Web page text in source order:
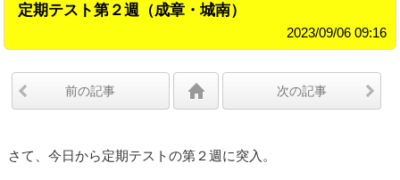
定期テスト第２週（成章・城南）
2023/09/06 09:16
前の記事 次の記事
さて、今日から定期テストの第２週に突入。